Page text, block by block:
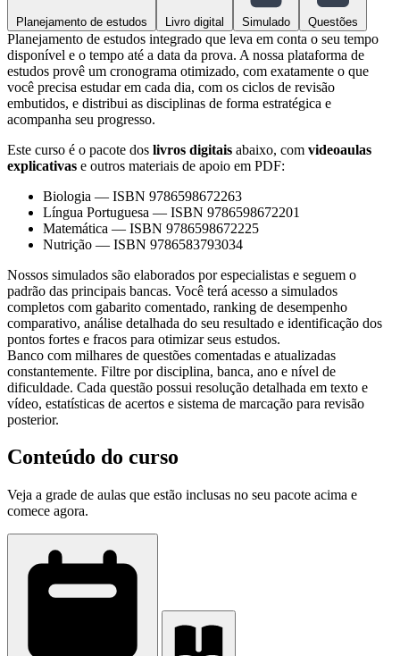
Planejamento de estudos Livro digital Simulado Questões
Planejamento de estudos integrado que leva em conta o seu tempo
disponível e o tempo até a data da prova. A nossa plataforma de
estudos provê um cronograma otimizado, com exatamente o que
você precisa estudar em cada dia, com os ciclos de revisão
embutidos, e distribui as disciplinas de forma estratégica e
acompanha seu progresso.
Este curso é o pacote dos livros digitais abaixo, com videoaulas
explicativas e outros materiais de apoio em PDF:
Biologia — ISBN 9786598672263
Língua Portuguesa — ISBN 9786598672201
Matemática — ISBN 9786598672225
Nutrição — ISBN 9786583793034
Nossos simulados são elaborados por especialistas e seguem o
padrão das principais bancas. Você terá acesso a simulados
completos com gabarito comentado, ranking de desempenho
comparativo, análise detalhada do seu resultado e identificação dos
pontos fortes e fracos para otimizar seus estudos.
Banco com milhares de questões comentadas e atualizadas
constantemente. Filtre por disciplina, banca, ano e nível de
dificuldade. Cada questão possui resolução detalhada em texto e
vídeo, estatísticas de acertos e sistema de marcação para revisão
posterior.
Conteúdo do curso
Veja a grade de aulas que estão inclusas no seu pacote acima e
comece agora.